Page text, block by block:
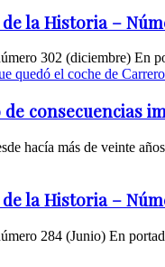
la Historia –
302 (diciembre) En
consecuencias
hacía más de veinte
la Historia –
284 (Junio) En